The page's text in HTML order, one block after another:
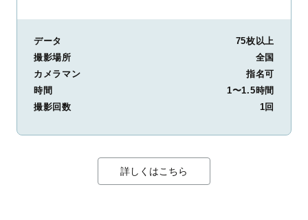
データ
75枚以上
撮影場所
全国
カメラマン
指名可
時間
1〜1.5時間
撮影回数
1回
詳しくはこちら